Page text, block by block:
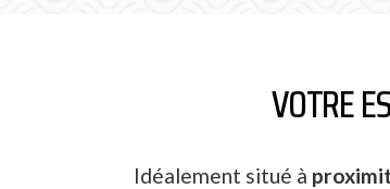
VOTRE
Idéalement situé à